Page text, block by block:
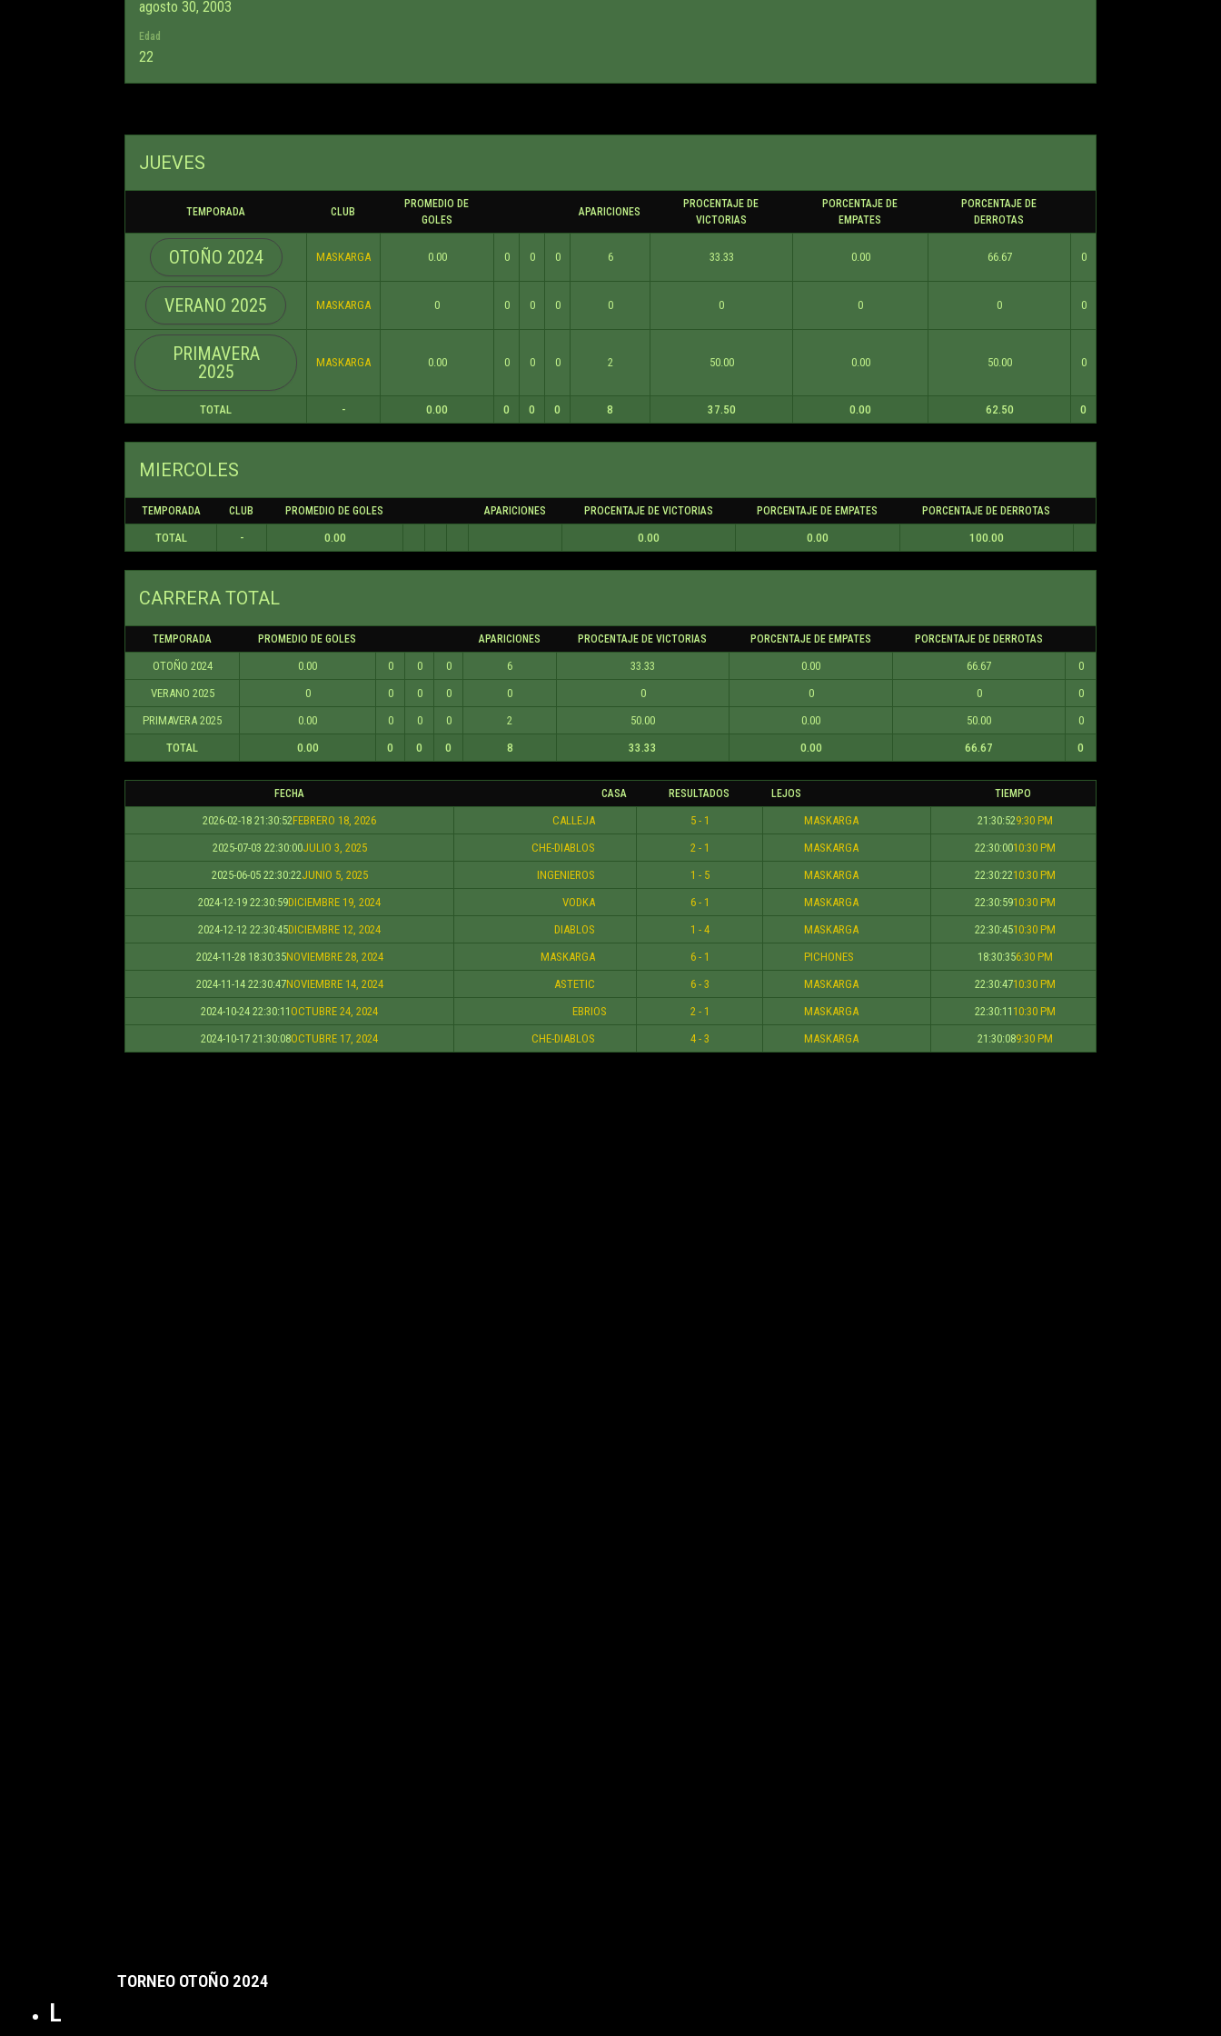
agosto 30, 2003
Edad
22
JUEVES
TEMPORADA CLUB
PROMEDIO DE
GOLES
APARICIONES
PROCENTAJE DE
VICTORIAS
PORCENTAJE DE
EMPATES
PORCENTAJE DE
DERROTAS
OTOÑO 2024 MASKARGA 0.00 0 0 0 6 33.33 0.00 66.67 0
VERANO 2025 MASKARGA 0 0 0 0 0 0 0 0 0
PRIMAVERA
2025
MASKARGA 0.00 0 0 0 2 50.00 0.00 50.00 0
TOTAL - 0.00 0 0 0 8 37.50 0.00 62.50 0
MIERCOLES
TEMPORADA CLUB PROMEDIO DE GOLES APARICIONES PROCENTAJE DE VICTORIAS PORCENTAJE DE EMPATES PORCENTAJE DE DERROTAS
TOTAL - 0.00 0.00 0.00 100.00
CARRERA TOTAL
TEMPORADA PROMEDIO DE GOLES APARICIONES PROCENTAJE DE VICTORIAS PORCENTAJE DE EMPATES PORCENTAJE DE DERROTAS
OTOÑO 2024 0.00 0 0 0 6 33.33 0.00 66.67
0
VERANO 2025
0 0 0 0 0 0 0 0
0
PRIMAVERA 2025
0.00 0 0 0 2 50.00 0.00 50.00
0
TOTAL
0.00 0 0 0 8 33.33 0.00 66.67 0
FECHA CASA RESULTADOS LEJOS TIEMPO
2026-02-18 21:30:52FEBRERO 18, 2026 CALLEJA 5 - 1 MASKARGA 21:30:529:30 PM
2025-07-03 22:30:00JULIO 3, 2025 CHE-DIABLOS 2 - 1 MASKARGA 22:30:0010:30 PM
2025-06-05 22:30:22JUNIO 5, 2025 INGENIEROS 1 - 5 MASKARGA 22:30:2210:30 PM
2024-12-19 22:30:59DICIEMBRE 19, 2024 VODKA 6 - 1 MASKARGA 22:30:5910:30 PM
2024-12-12 22:30:45DICIEMBRE 12, 2024 DIABLOS 1 - 4 MASKARGA 22:30:4510:30 PM
2024-11-28 18:30:35NOVIEMBRE 28, 2024 MASKARGA 6 - 1 PICHONES 18:30:356:30 PM
2024-11-14 22:30:47NOVIEMBRE 14, 2024 ASTETIC 6 - 3 MASKARGA 22:30:4710:30 PM
2024-10-24 22:30:11OCTUBRE 24, 2024 EBRIOS 2 - 1 MASKARGA 22:30:11 10:30 PM
2024-10-17 21:30:08OCTUBRE 17, 2024 CHE-DIABLOS 4 - 3 MASKARGA 21:30:089:30 PM
TORNEO OTOÑO 2024
L